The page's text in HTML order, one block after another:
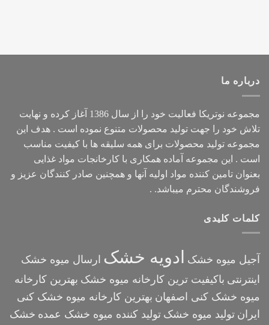
درباره ما
مجموعه نوتریکا
فعالیت خود را از سال 1386 آغاز کرده و نهایت
تلاش خود را جهت تولید محصولات متنوع نموده است . هدف این
مجموعه تولید محصولات برای همه سلیقه ها با کیفیت مناسب
است . این مجموعه آماده همکاری با کارخانجات مواد غذایی
بعنوان تامین کننده مواد اولیه آنها و همچنین صادر کنندگان عزیز و
فروشندگان محترم میباشد. .
کلمات کلیدی
آجیل میوه خشک ادویه خشک ارسال میوه خشک
اینترنتی باکیفیت ترین کارخانه میوه خشک بهترین کارخانه
میوه خشک کنی اصفهان بهترین کارخانه میوه خشک کنی
ایران تولید میوه خشک تولید کننده میوه خشک عمده خشک